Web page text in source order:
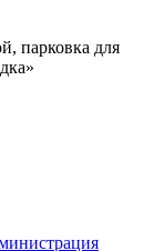
парковка для